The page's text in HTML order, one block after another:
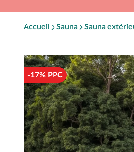
Accueil Sauna Sauna
-17% PPC